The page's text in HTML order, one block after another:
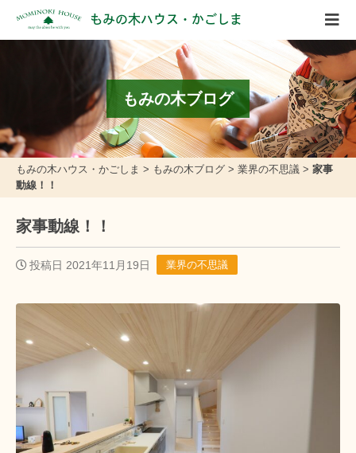
もみの木ハウス・かごしま
もみの木ブログ
もみの木ハウス・かごしま > もみの木ブログ > 業界の不思議 > 家事
動線！！
家事動線！！
投稿日 2021年11月19日 業界の不思議